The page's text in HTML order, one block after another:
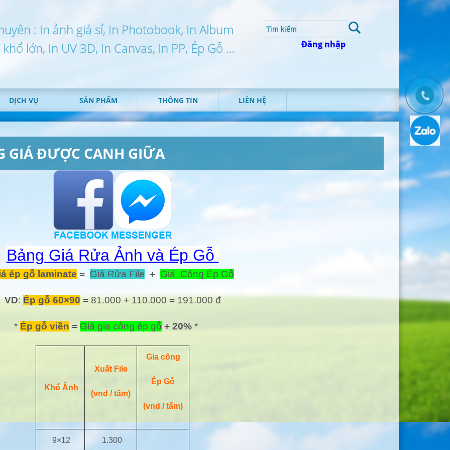
: In ảnh giá sỉ, In Photobook, In Album
lớn, In UV 3D, In Canvas, In PP, Ép Gỗ …
Đăng nhập
DỊCH VỤ SẢN PHẨM THÔNG TIN LIÊN HỆ
H
N
GIÁ ĐƯỢC CANH GIỮA
Bảng Giá Rửa Ảnh và Ép Gỗ
ép gỗ laminate = Giá Rửa File + Giá Công Ép Gỗ
VD:Ép gỗ 60×90=81.000 + 110.000 =191.000 đ
* Ép gỗ viền = Giá gia công ép gỗ + 20% *
Khổ Ảnh
Xuất File
(vnd / tấm)
Gia công
Ép Gỗ
(vnd / tấm)
9×12 1.300